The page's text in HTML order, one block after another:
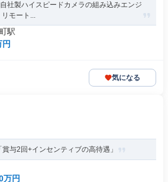
社製ハイスピードカメラの組み込みエンジ
モート...
駅
気になる
賞与2回+インセンティブの高待遇」
万円